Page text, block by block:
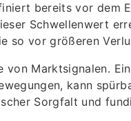
bereits vor dem
Schwellenwert
so vor größeren
Marktsignalen.
kann
Sorgfalt und